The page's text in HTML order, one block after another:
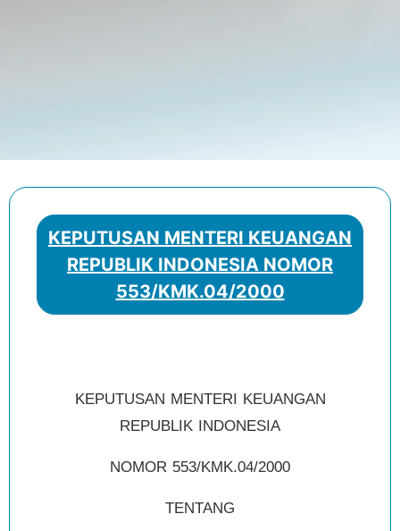
KEPUTUSAN MENTERI KEUANGAN
REPUBLIK INDONESIA NOMOR
553/KMK.04/2000
KEPUTUSAN MENTERI KEUANGAN
REPUBLIK INDONESIA
NOMOR 553/KMK.04/2000
TENTANG